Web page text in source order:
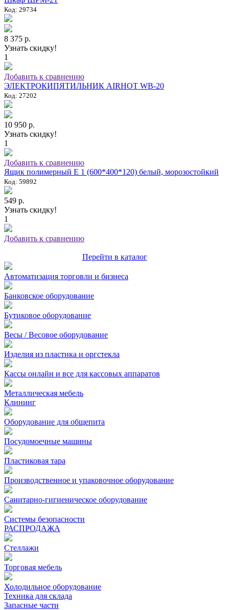
Код: 29734
8 375 р.
Узнать скидку!
1
Добавить к сравнению
ЭЛЕКТРОКИПЯТИЛЬНИК AIRHOT WB-20
Код: 27202
10 950 р.
Узнать скидку!
1
Добавить к сравнению
Ящик полимерный E 1 (600*400*120) белый, морозостойкий
Код: 59892
549 р.
Узнать скидку!
1
Добавить к сравнению
Перейти в каталог
Автоматизация торговли и бизнеса
Банковское оборудование
Бутиковое оборудование
Весы / Весовое оборудование
Изделия из пластика и оргстекла
Кассы онлайн и все для кассовых аппаратов
Металлическая мебель
Клининг
Оборудование для общепита
Посудомоечные машины
Пластиковая тара
Производственное и упаковочное оборудование
Санитарно-гигиеническое оборудование
Системы безопасности
РАСПРОДАЖА
Стеллажи
Торговая мебель
Холодильное оборудование
Техника для склада
Запасные части